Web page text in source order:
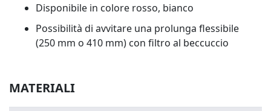
Disponibile in colore rosso, bianco
Possibilità di avvitare una prolunga flessibile
(250 mm o 410 mm) con filtro al beccuccio
MATERIALI